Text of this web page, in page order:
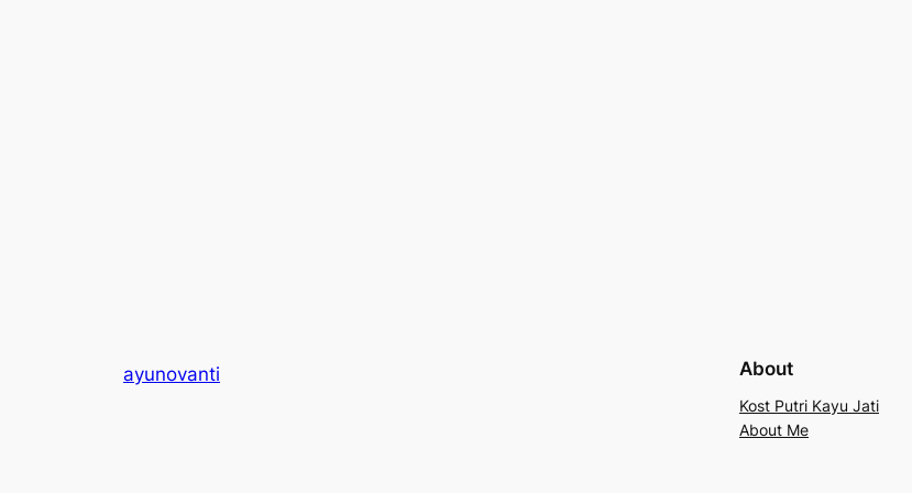
ayunovanti About
Kost Putri Kayu Jati
About Me